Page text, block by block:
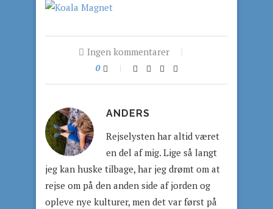
Ingen kommentarer
0
ANDERS
Rejselysten har altid været
en del af mig. Lige så langt
jeg kan huske tilbage, har jeg drømt om at
rejse om på den anden side af jorden og
opleve nye kulturer, men det var først på